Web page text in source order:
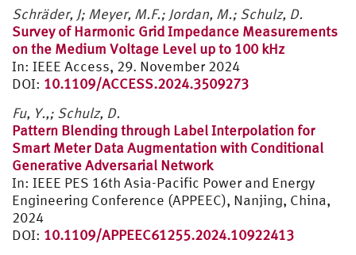
Schräder, J; Meyer, M.F.; Jordan, M.; Schulz, D.
Survey of Harmonic Grid Impedance Measurements
on the Medium Voltage Level up to 100 kHz
In: IEEE Access, 29. November 2024
DOI: 10.1109/ACCESS.2024.3509273
Fu, Y.,; Schulz, D.
Pattern Blending through Label Interpolation for
Smart Meter Data Augmentation with Conditional
Generative Adversarial Network
In: IEEE PES 16th Asia-Pacific Power and Energy
Engineering Conference (APPEEC), Nanjing, China,
2024
DOI: 10.1109/APPEEC61255.2024.10922413